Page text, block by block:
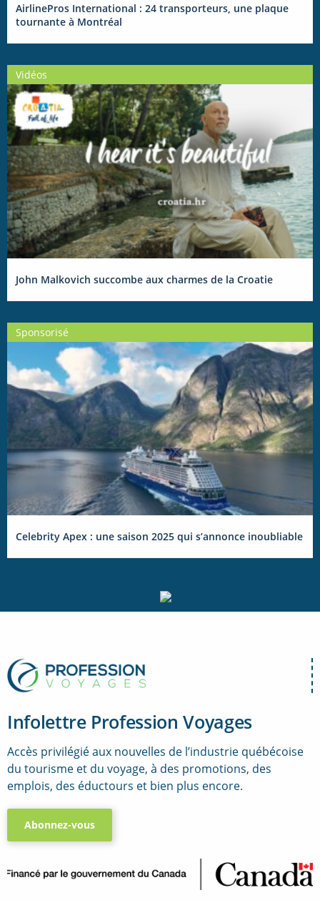
AirlinePros International : 24 transporteurs, une plaque
tournante à Montréal
Vidéos
John Malkovich succombe aux charmes de la Croatie
Sponsorisé
Celebrity Apex : une saison 2025 qui s’annonce inoubliable
Infolettre Profession Voyages
Accès privilégié aux nouvelles de l’industrie québécoise
du tourisme et du voyage, à des promotions, des
emplois, des éductours et bien plus encore.
Abonnez-vous